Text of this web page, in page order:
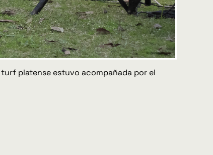
platense estuvo acompañada por el